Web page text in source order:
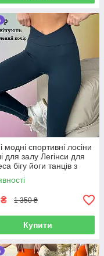
модні спортивні лосіни
для залу Легінси для
бігу йоги танців з
талією
₴ 1 350 ₴
Купити